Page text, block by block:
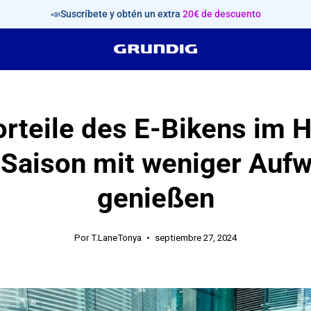
📣Suscríbete y obtén un extra 20€ de descuento
des E-Bikens im
mit weniger
genießen
Por T.LaneTonya septiembre 27, 2024